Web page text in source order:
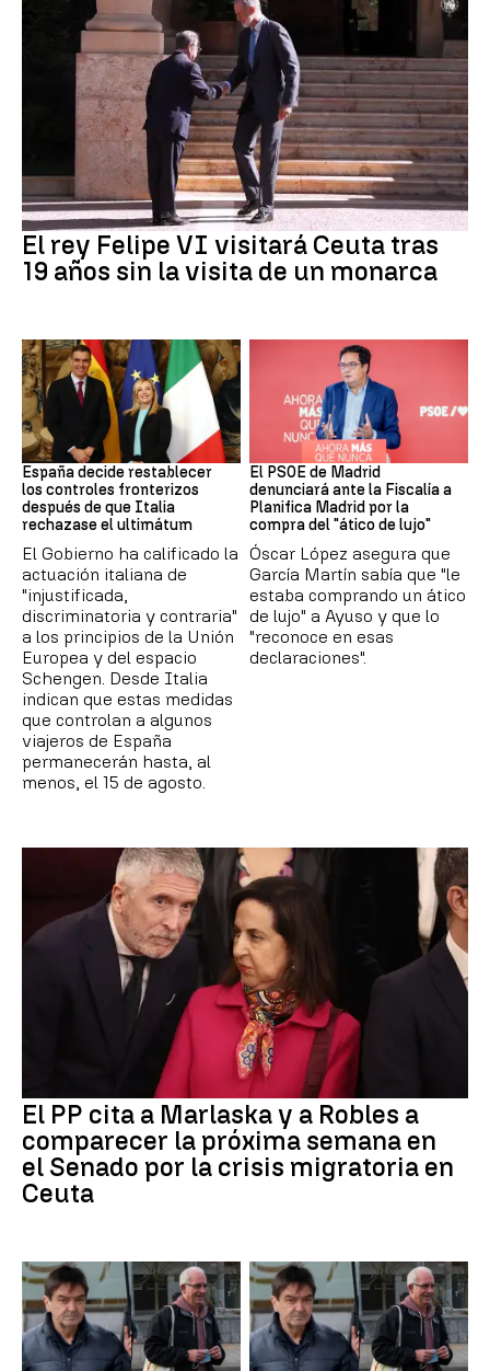
Crisis Migratoria
El rey Felipe VI visitará Ceuta tras
19 años sin la visita de un monarca
CRISIS MIGRATORIA
España decide restablecer
los controles fronterizos
después de que Italia
rechazase el ultimátum
El Gobierno ha calificado la
actuación italiana de
"injustificada,
discriminatoria y contraria"
a los principios de la Unión
Europea y del espacio
Schengen. Desde Italia
indican que estas medidas
que controlan a algunos
viajeros de España
permanecerán hasta, al
menos, el 15 de agosto.
PSOE MADRID
El PSOE de Madrid
denunciará ante la Fiscalía a
Planifica Madrid por la
compra del "ático de lujo"
Óscar López asegura que
García Martín sabía que "le
estaba comprando un ático
de lujo" a Ayuso y que lo
"reconoce en esas
declaraciones".
El PP cita a Marlaska y a Robles a
comparecer la próxima semana en
el Senado por la crisis migratoria en
Ceuta